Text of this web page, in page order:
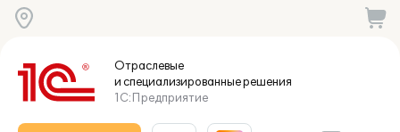
Отраслевые
и специализированныерешения
1С:Предприятие